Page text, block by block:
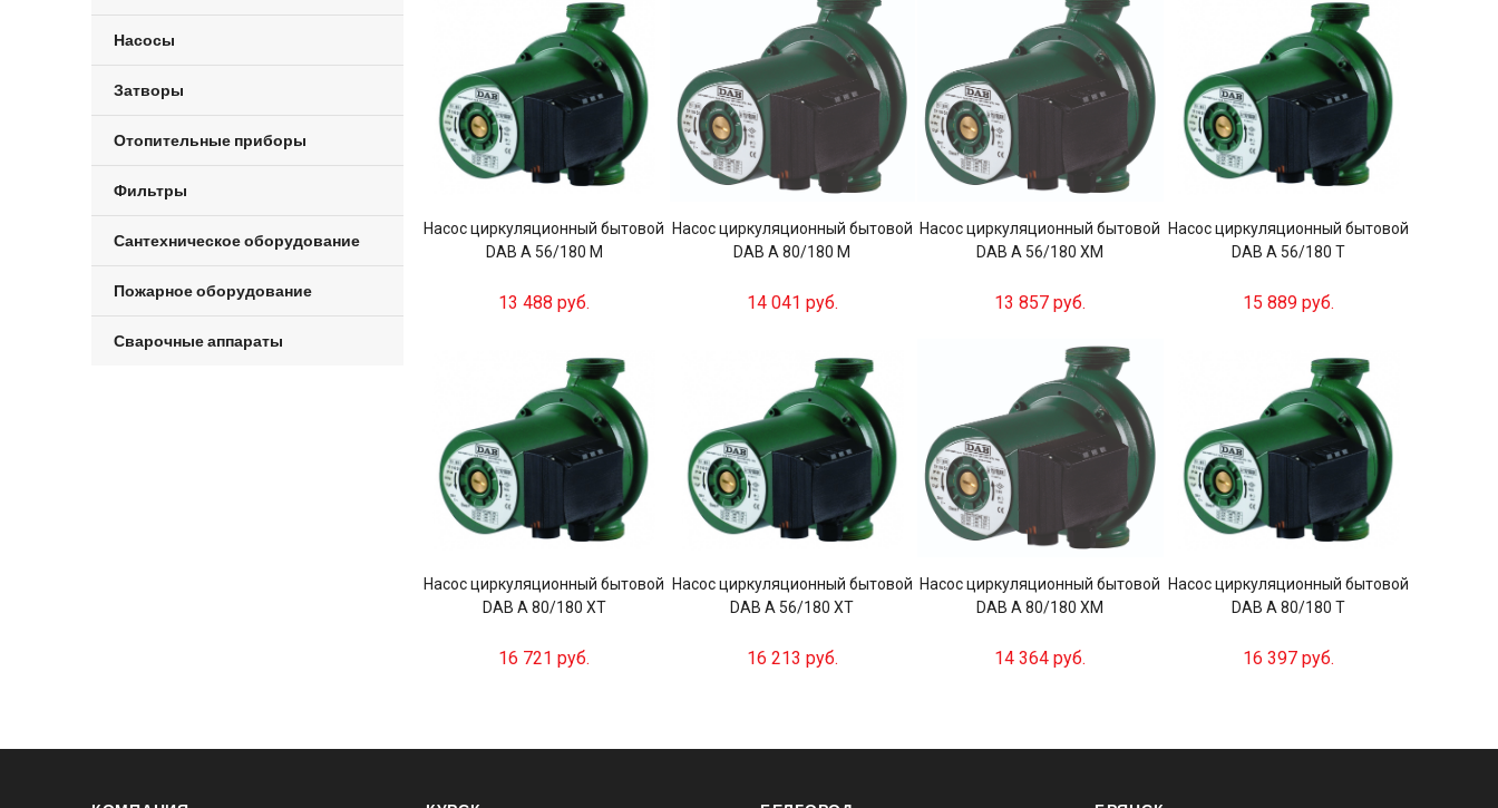
Насосы
Затворы
Отопительные приборы
Фильтры
Сантехническое оборудование
Пожарное оборудование
Сварочные аппараты
Насос циркуляционный бытовой
DAB A 56/180 M
13 488 руб.
Насос циркуляционный бытовой
DAB A 80/180 M
14 041 руб.
Насос циркуляционный бытовой
DAB A 56/180 XM
13 857 руб.
Насос циркуляционный бытовой
DAB A 56/180 T
15 889 руб.
Насос циркуляционный бытовой
DAB A 80/180 XT
16 721 руб.
Насос циркуляционный бытовой
DAB A 56/180 XT
16 213 руб.
Насос циркуляционный бытовой
DAB A 80/180 XM
14 364 руб.
Насос циркуляционный бытовой
DAB A 80/180 T
16 397 руб.